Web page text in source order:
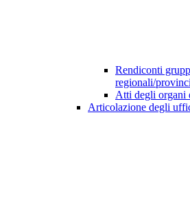
Rendiconti
regionali/
Atti degli organi
Articolazione degli